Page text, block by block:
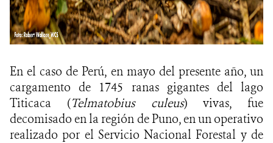
En el caso de Perú, en mayo del presente año, un
cargamento de 1745 ranas gigantes del lago
Titicaca (Telmatobius culeus) vivas, fue
decomisado en la región de Puno, en un operativo
realizado por el Servicio Nacional Forestal y de